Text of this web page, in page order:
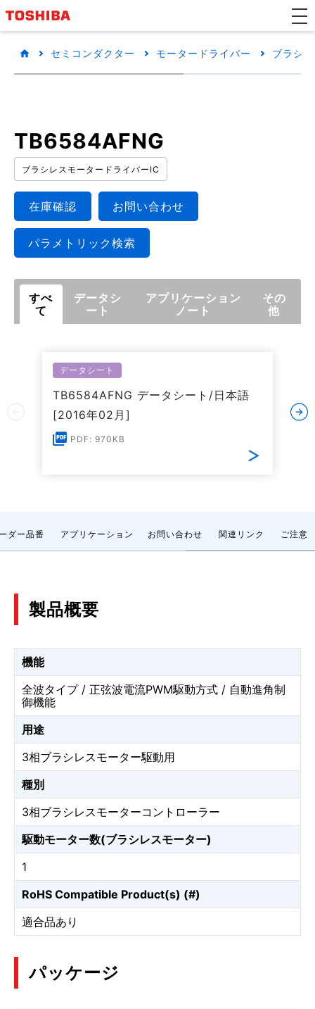
セミコンダクター モータードライバー ブラシ
TB6584AFNG
ブラシレスモータードライバーIC
在庫確認 お問い合わせ
パラメトリック検索
すべ
て
データシ
ート
アプリケーション
ノート
その
他
データシート
TB6584AFNG データシート/日本語
[2016年02月]
PDF: 970KB
ダー品番 アプリケーション お問い合わせ 関連リンク ご注意
製品概要
機能
全波タイプ / 正弦波電流PWM駆動方式 / 自動進角制
御機能
用途
3相ブラシレスモーター駆動用
種別
3相ブラシレスモーターコントローラー
駆動モーター数(ブラシレスモーター)
1
RoHS Compatible Product(s) (#)
適合品あり
パッケージ